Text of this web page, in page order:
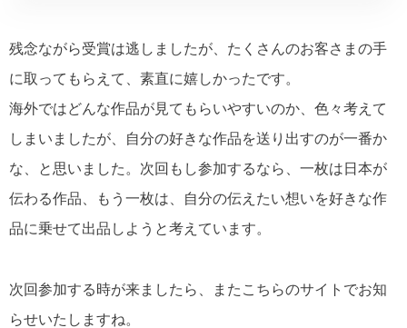
残念ながら受賞は逃しましたが、たくさんのお客さまの手
に取ってもらえて、素直に嬉しかったです。
海外ではどんな作品が見てもらいやすいのか、色々考えて
しまいましたが、自分の好きな作品を送り出すのが一番か
な、と思いました。次回もし参加するなら、一枚は日本が
伝わる作品、もう一枚は、自分の伝えたい想いを好きな作
品に乗せて出品しようと考えています。
次回参加する時が来ましたら、またこちらのサイトでお知
らせいたしますね。